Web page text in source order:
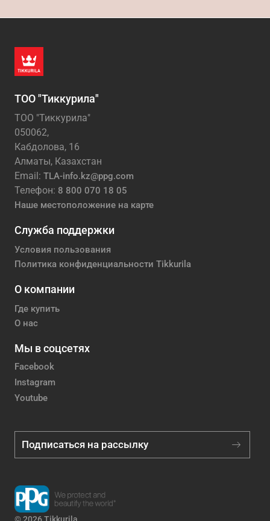
ТОО "Тиккурила"
ТОО "Тиккурила"
050062,
Кабдолова, 16
Алматы, Казахстан
Email: TLA-info.kz@ppg.com
Телефон: 8 800 070 18 05
Наше местоположение на карте
Служба поддержки
Условия пользования
Политика конфиденциальности Tikkurila
О компании
Где купить
О нас
Мы в соцсетях
Facebook
Instagram
Youtube
Подписаться на рассылку